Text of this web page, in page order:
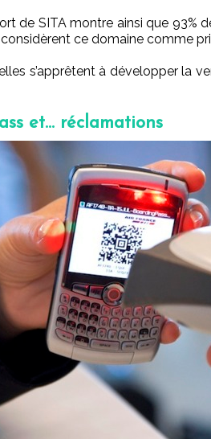
de SITA montre ainsi que 93%
ce domaine comme
s’apprêtent à développer la
et… réclamations